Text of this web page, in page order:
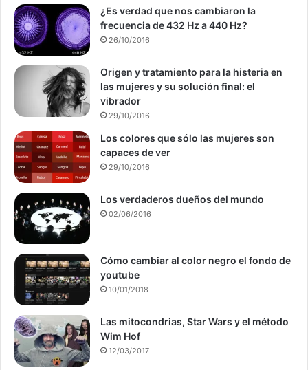
¿Es verdad que nos cambiaron la
frecuencia de 432 Hz a 440 Hz?
26/10/2016
Origen y tratamiento para la histeria en
las mujeres y su solución final: el
vibrador
29/10/2016
Los colores que sólo las mujeres son
capaces de ver
29/10/2016
Los verdaderos dueños del mundo
02/06/2016
Cómo cambiar al color negro el fondo de
youtube
10/01/2018
Las mitocondrias, Star Wars y el método
Wim Hof
12/03/2017